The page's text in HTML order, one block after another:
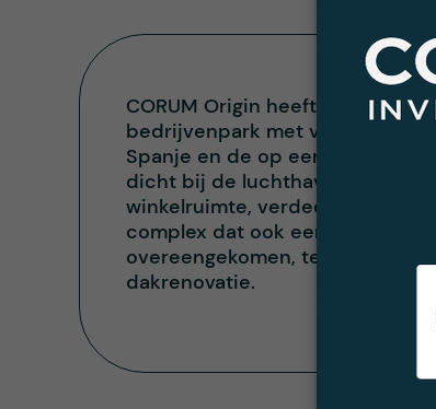
CORUM Origin heeft een nieuw
bedrijvenpark met voornamelijk
Spanje en de op een na
dicht bij de luchthaven en aan
winkelruimte, verdeeld over 3
complex dat ook een IKEA-
overeengekomen, te betalen
dakrenovatie.